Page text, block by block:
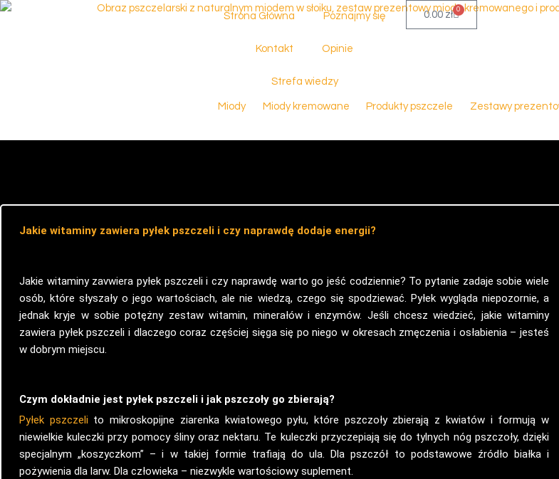
Przejdź
Strona Główna Poznajmy się
Kontakt Opinie
Strefa wiedzy
0.00 zł 0
Wózek
Miody Miody kremowane Produkty pszczele Zestawy
Jakie witaminy zawiera pyłek pszczeli i czy naprawdę dodaje energii?
Jakie witaminy zavwiera pyłek pszczeli i czy naprawdę warto go jeść codziennie? To pytanie zadaje sobie wiele
osób, które słyszały o jego wartościach, ale nie wiedzą, czego się spodziewać. Pyłek wygląda niepozornie, a
jednak kryje w sobie potężny zestaw witamin, minerałów i enzymów. Jeśli chcesz wiedzieć, jakie witaminy
zawiera pyłek pszczeli i dlaczego coraz częściej sięga się po niego w okresach zmęczenia i osłabienia – jesteś
w dobrym miejscu.
Czym dokładnie jest pyłek pszczeli i jak pszczoły go zbierają?
Pyłek pszczeli to mikroskopijne ziarenka kwiatowego pyłu, które pszczoły zbierają z kwiatów i formują w
niewielkie kuleczki przy pomocy śliny oraz nektaru. Te kuleczki przyczepiają się do tylnych nóg pszczoły, dzięki
specjalnym „koszyczkom” – i w takiej formie trafiają do ula. Dla pszczół to podstawowe źródło białka i
pożywienia dla larw. Dla człowieka – niezwykle wartościowy suplement.